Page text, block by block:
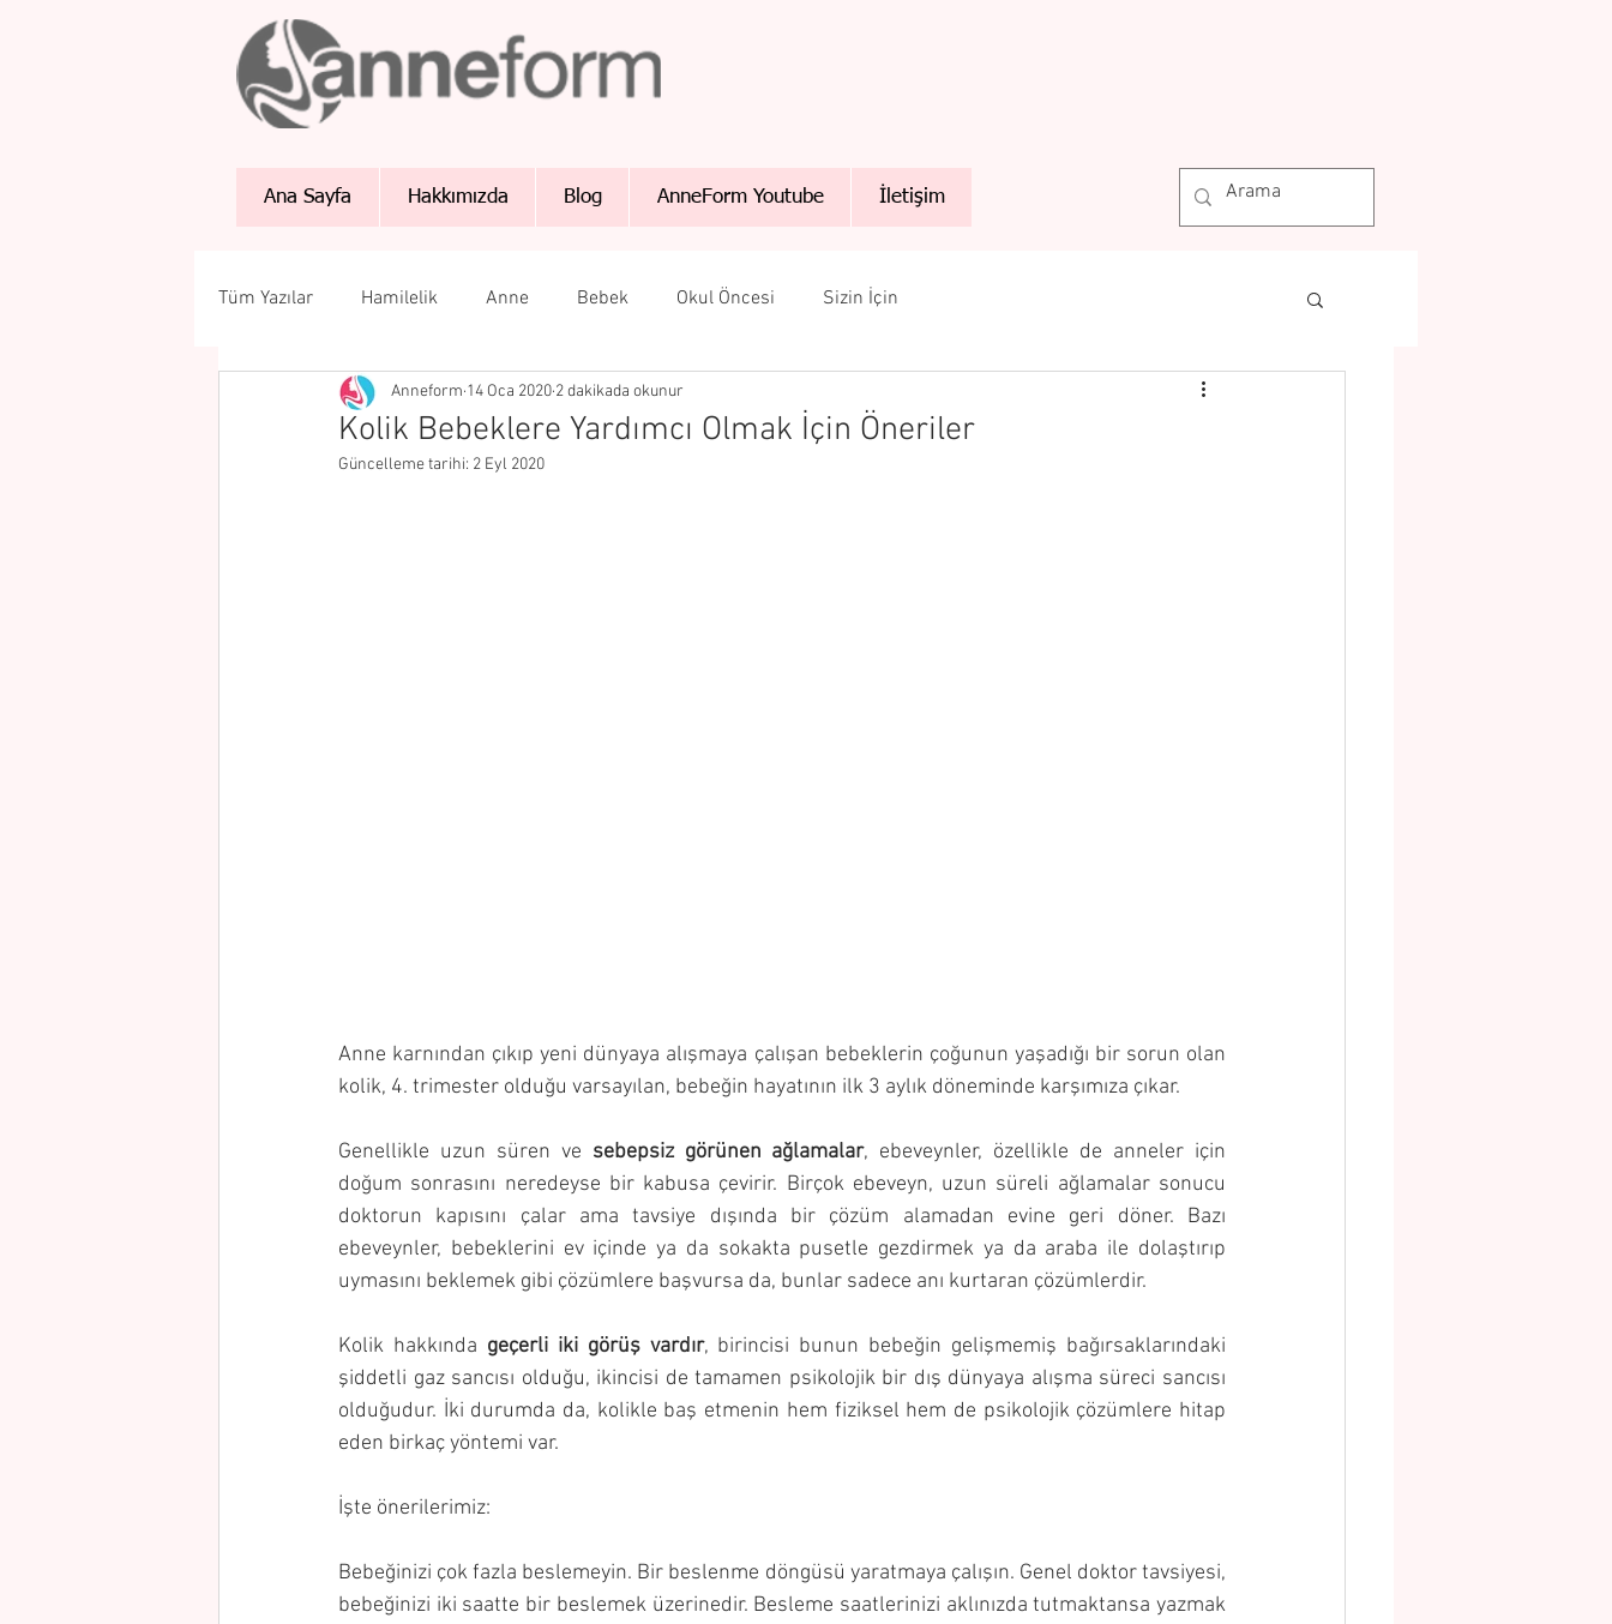
Ana Sayfa Hakkımızda Blog AnneForm Youtube İletişim
Tüm Yazılar Hamilelik Anne Bebek Okul Öncesi Sizin İçin
Kolik Bebeklere Yardımcı Olmak İçin Öneriler
Anneform 14 Oca 2020 2 dakikada okunur
Güncelleme tarihi: 2 Eyl 2020
Anne karnından çıkıp yeni dünyaya alışmaya çalışan bebeklerin çoğunun yaşadığı bir sorun olan
kolik, 4. trimester olduğu varsayılan, bebeğin hayatının ilk 3 aylık döneminde karşımıza çıkar.
Genellikle uzun süren ve sebepsiz görünen ağlamalar, ebeveynler, özellikle de anneler için
doğum sonrasını neredeyse bir kabusa çevirir. Birçok ebeveyn, uzun süreli ağlamalar sonucu
doktorun kapısını çalar ama tavsiye dışında bir çözüm alamadan evine geri döner. Bazı
ebeveynler, bebeklerini ev içinde ya da sokakta pusetle gezdirmek ya da araba ile dolaştırıp
uymasını beklemek gibi çözümlere başvursa da, bunlar sadece anı kurtaran çözümlerdir.
Kolik hakkında geçerli iki görüş vardır, birincisi bunun bebeğin gelişmemiş bağırsaklarındaki
şiddetli gaz sancısı olduğu, ikincisi de tamamen psikolojik bir dış dünyaya alışma süreci sancısı
olduğudur. İki durumda da, kolikle baş etmenin hem fiziksel hem de psikolojik çözümlere hitap
eden birkaç yöntemi var.
İşte önerilerimiz:
Bebeğinizi çok fazla beslemeyin. Bir beslenme döngüsü yaratmaya çalışın. Genel doktor tavsiyesi,
bebeğinizi iki saatte bir beslemek üzerinedir. Besleme saatlerinizi aklınızda tutmaktansa yazmak